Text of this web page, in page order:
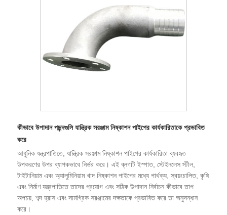
কীভাবে উপাদান পছন্দগুলি যান্ত্রিক সরঞ্জাম নিষ্কাশন পাইপের কার্যকারিতাকে প্রভাবিত
করে
আধুনিক যন্ত্রপাতিতে, যান্ত্রিক সরঞ্জাম নিষ্কাশন পাইপের কার্যকারিতা ব্যবহৃত
উপকরণের উপর ব্যাপকভাবে নির্ভর করে। এই ব্লগটি ইস্পাত, স্টেইনলেস স্টীল,
টাইটানিয়াম এবং অ্যালুমিনিয়াম খাদ নিষ্কাশন পাইপের মধ্যে পার্থক্য, স্বয়ংচালিত, কৃষি
এবং নির্মাণ যন্ত্রপাতিতে তাদের প্রয়োগ এবং সঠিক উপাদান নির্বাচন কীভাবে তাপ
অপচয়, শব্দ হ্রাস এবং সামগ্রিক সরঞ্জামের দক্ষতাকে প্রভাবিত করে তা অনুসন্ধান
করে।